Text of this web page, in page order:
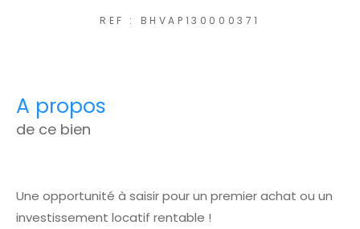
REF : BHVAP130000371
a propos
de ce bien
Une opportunité à saisir pour un premier achat ou un
investissement locatif rentable !